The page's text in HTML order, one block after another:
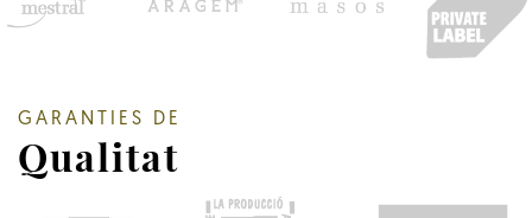
GARANTIES DE
Qualitat